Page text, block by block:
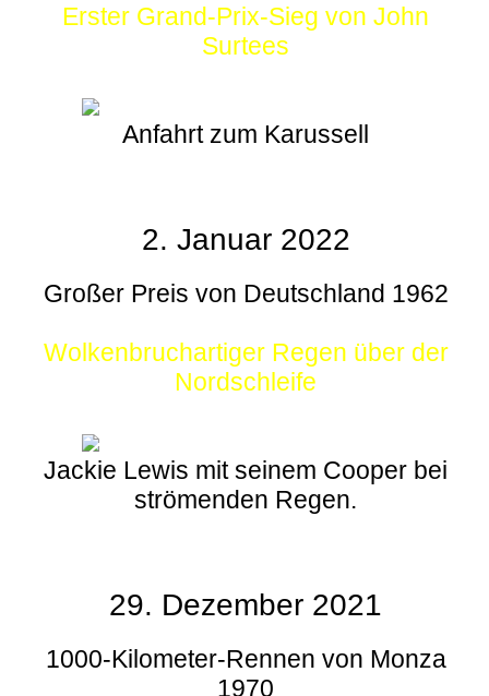
Erster Grand-Prix-Sieg von John
Surtees
Anfahrt zum Karussell
2. Januar 2022
Großer Preis von Deutschland 1962
Wolkenbruchartiger Regen über der
Nordschleife
Jackie Lewis mit seinem Cooper bei
strömenden Regen.
29. Dezember 2021
1000-Kilometer-Rennen von Monza
1970